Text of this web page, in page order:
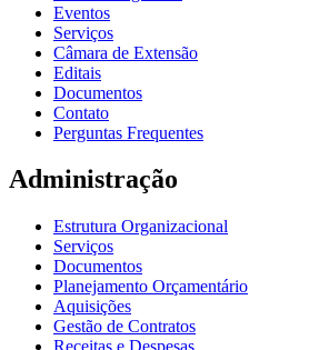
Eventos
Serviços
Câmara de Extensão
Editais
Documentos
Contato
Perguntas Frequentes
Administração
Estrutura Organizacional
Serviços
Documentos
Planejamento Orçamentário
Aquisições
Gestão de Contratos